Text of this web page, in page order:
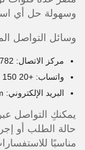
وسهولة حل أي
وسائل التواصل
مركز الاتصال: 19782
واتساب: +20 150 171 8113
البريد الإلكتروني: support.eg@defacto.com
يمكنكِ التواصل
حالة الطلب أو
مناسبًا